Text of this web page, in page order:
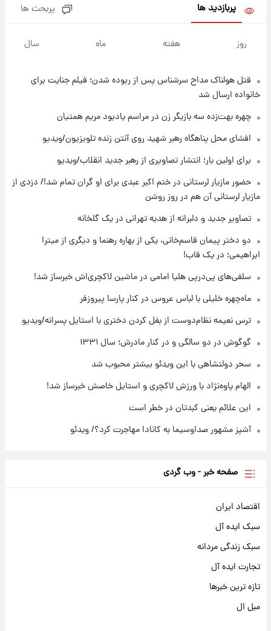
آلزایمر و زوال عقل افزایش می‌یابد؟
۱۱ ساعت پیش
۱۲ ساعت پیش
مرداد ۱۴۰۵ +جدول
۱۲ ساعت پیش
شوید+ فیلم
+جدول
۱۳ ساعت پیش
قیمت محصولات ایران‌خودرو و سایپا امروز شنبه
پربازدید ها پربحث ها
روز هفته ماه سال
قتل هولناک مداح سرشناس پس از ربوده شدن؛ فیلم جنایت برای
خانواده ارسال شد
چهره بهت‌زده سه بازیگر زن در مراسم یادبود مریم همتیان
افشای محل پناهگاه‌ رهبر شهید روی آنتن زنده تلویزیون/ویدیو
برای اولین بار؛ انتشار تصاویری از رهبر جدید انقلاب/ویدیو
حضور مازیار لرستانی در ختم اکبر عبدی برای او گران تمام شد!/ دزدی از
مازیار لرستانی آن هم در روز روشن
تصاویر جدید و دلبرانه از هدیه تهرانی در یک گلخانه
دو دختر پیمان قاسم‌خانی، یکی از بهاره رهنما و دیگری از میترا
ابراهیمی؛ در یک قاب!
سلفی‌های پی‌درپی هلیا امامی در ماشین لاکچری‌اش خبرساز شد!
ماه‌چهره خلیلی با لباس عروس در کنار پارسا پیروزفر
ترس نعیمه نظام‌دوست از بغل کردن دختری با استایل پسرانه/ویدیو
گوگوش در دو سالگی و در کنار مادرش؛ سال ۱۳۳۱
سحر دولتشاهی با این ویدئو بیشتر محبوب شد
الهام پاوه‌نژاد با ورزش لاکچری و استایل خاصش خبرساز شد!
این علائم یعنی کبدتان در خطر است
آشپز مشهور صداوسیما به کانادا مهاجرت کرد؟/ ویدئو
صفحه خبر - وب گردی
اقتصاد ایران
سبک ایده آل
سبک زندگی مردانه
تجارت ایده آل
تازه ترین خبرها
مبل ال